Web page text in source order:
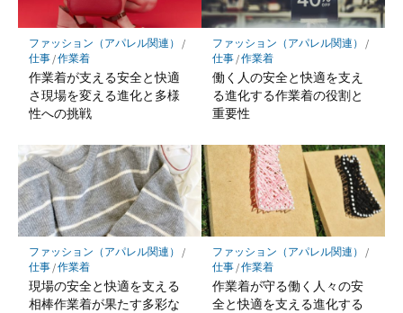
ファッション（アパレル関連）
/
仕事/作業着
作業着が支える安全と快適
さ現場を変える進化と多様
性への挑戦
ファッション（アパレル関連）
/
仕事/作業着
働く人の安全と快適を支え
る進化する作業着の役割と
重要性
ファッション（アパレル関連）
/
仕事/作業着
現場の安全と快適を支える
相棒作業着が果たす多彩な
ファッション（アパレル関連）
/
仕事/作業着
作業着が守る働く人々の安
全と快適を支える進化する